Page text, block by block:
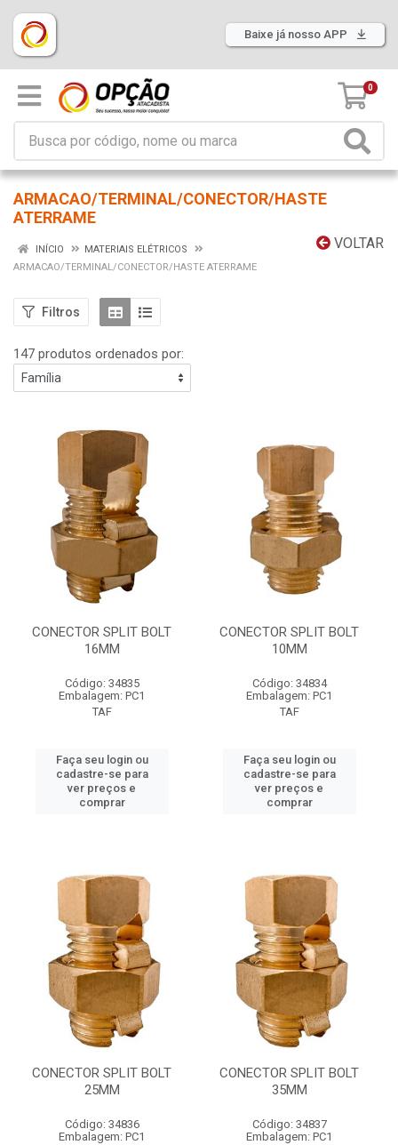
Baixe já nosso APP
0
ARMACAO/TERMINAL/CONECTOR/HASTE
ATERRAME
VOLTAR
INÍCIO
MATERIAIS ELÉTRICOS
ARMACAO/TERMINAL/CONECTOR/HASTE ATERRAME
Filtros
147 produtos ordenados por:
CONECTOR SPLIT BOLT
16MM
Código: 34835
Embalagem: PC1
TAF
Faça seu login ou
cadastre-se para
ver preços e
comprar
CONECTOR SPLIT BOLT
10MM
Código: 34834
Embalagem: PC1
TAF
Faça seu login ou
cadastre-se para
ver preços e
comprar
CONECTOR SPLIT BOLT
25MM
Código: 34836
Embalagem: PC1
CONECTOR SPLIT BOLT
35MM
Código: 34837
Embalagem: PC1